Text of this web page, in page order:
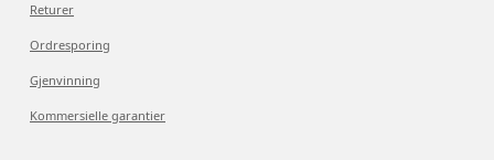
Returer
Ordresporing
Gjenvinning
Kommersielle garantier